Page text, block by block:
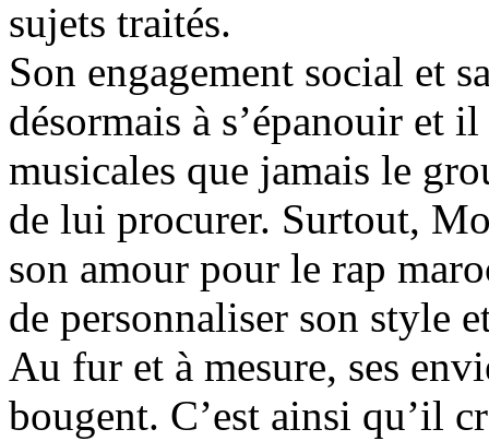
sujets traités.
Son engagement social et
désormais à s’épanouir et
musicales que jamais le
de lui procurer. Surtout,
son amour pour le rap
de personnaliser son style
Au fur et à mesure, ses
bougent. C’est ainsi qu’il